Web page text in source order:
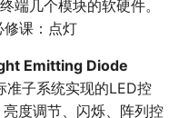
端几个模块的软硬件。
修课：点灯
Emitting Diode
准子系统实现的LED控
度调节、闪烁、阵列控